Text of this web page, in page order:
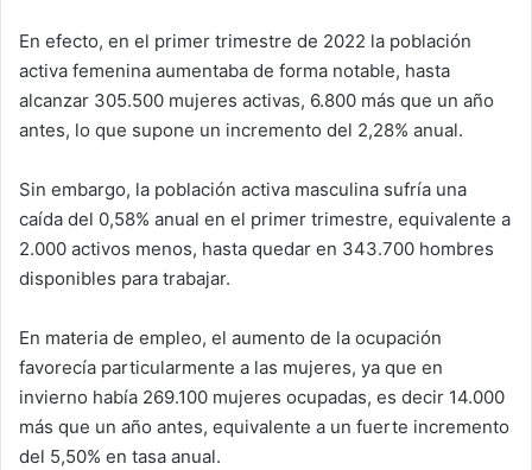
En efecto, en el primer trimestre de 2022 la población
activa femenina aumentaba de forma notable, hasta
alcanzar 305.500 mujeres activas, 6.800 más que un año
antes, lo que supone un incremento del 2,28% anual.
Sin embargo, la población activa masculina sufría una
caída del 0,58% anual en el primer trimestre, equivalente a
2.000 activos menos, hasta quedar en 343.700 hombres
disponibles para trabajar.
En materia de empleo, el aumento de la ocupación
favorecía particularmente a las mujeres, ya que en
invierno había 269.100 mujeres ocupadas, es decir 14.000
más que un año antes, equivalente a un fuerte incremento
del 5,50% en tasa anual.